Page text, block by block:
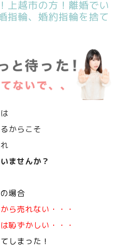
上越市の方！離婚でい
指輪、婚約指輪を捨て
からこそ
ませんか？
場合
ら売れない・・・
恥ずかしい・・・
しまった！